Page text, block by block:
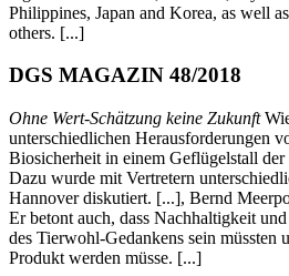
Philippines, Japan and Korea, as well
others. [...]
DGS MAGAZIN 48/2018
Ohne Wert-Schätzung keine Zukunft
unterschiedlichen Herausforderungen
Biosicherheit in einem Geflügelstall
Dazu wurde mit Vertretern
Hannover diskutiert. [...], Bernd
Er betont auch, dass Nachhaltigkeit
des Tierwohl-Gedankens sein müssten
Produkt werden müsse. [...]